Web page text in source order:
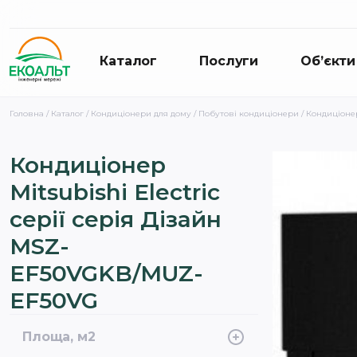
Каталог Послуги Об’єкти
Головна / Каталог / Кондиціонери для дому / Побутові кондиціонери /
Кондиціонер
Mitsubishi Electric
серії серія Дізайн
MSZ-
EF50VGKB/MUZ-
EF50VG
Площа, м2